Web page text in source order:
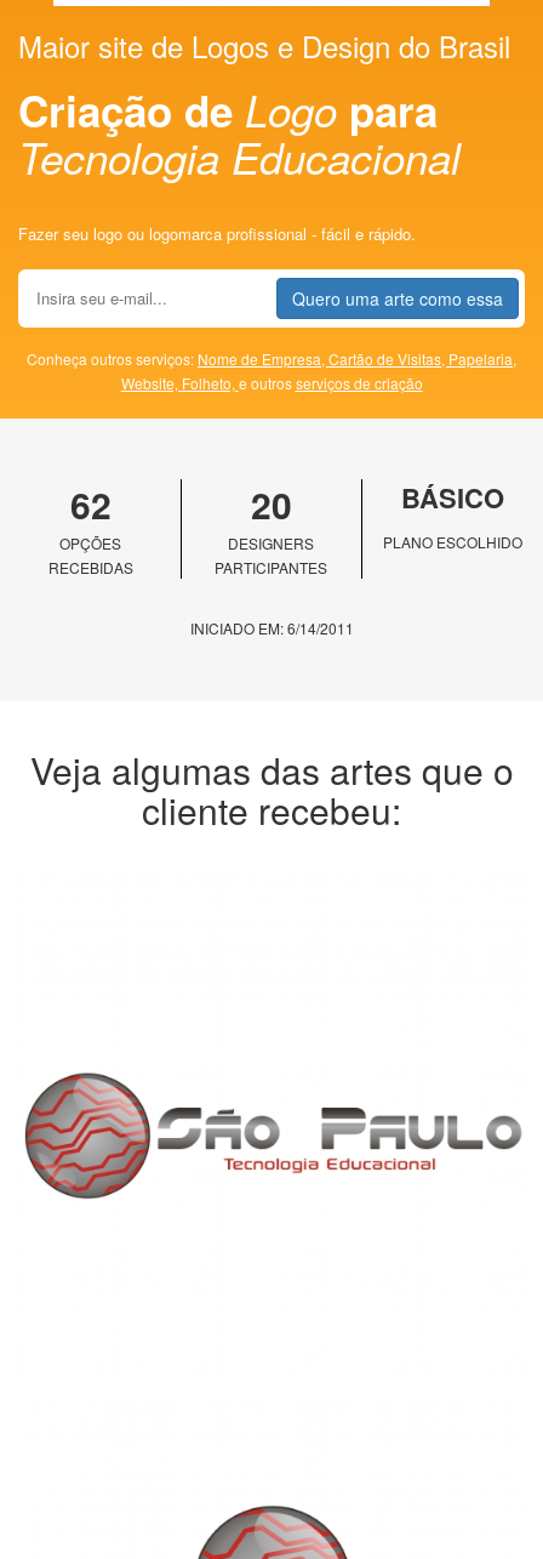
Maior site de Logos e Design do Brasil
Criação de Logo para
Tecnologia Educacional
Fazer seu logo ou logomarca profissional - fácil e rápido.
Quero uma arte como essa
Conheça outros serviços: Nome de Empresa, Cartão de Visitas, Papelaria,
Website, Folheto, e outrosserviços de criação
62
OPÇÕES
RECEBIDAS
20
DESIGNERS
PARTICIPANTES
BÁSICO
PLANO ESCOLHIDO
INICIADO EM: 6/14/2011
Veja algumas das artes que o
cliente recebeu: